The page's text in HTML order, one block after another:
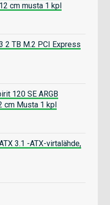
cm musta 1 kpl
2 TB M.2 PCI Express
120 SE ARGB
cm Musta 1 kpl
3.1 -ATX-virtalähde,